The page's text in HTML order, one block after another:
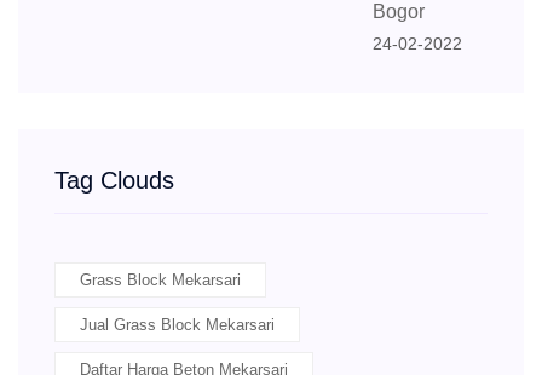
Bogor
24-02-2022
Tag Clouds
Grass Block Mekarsari
Jual Grass Block Mekarsari
Daftar Harga Beton Mekarsari